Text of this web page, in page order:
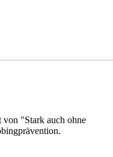
von "Stark auch ohne